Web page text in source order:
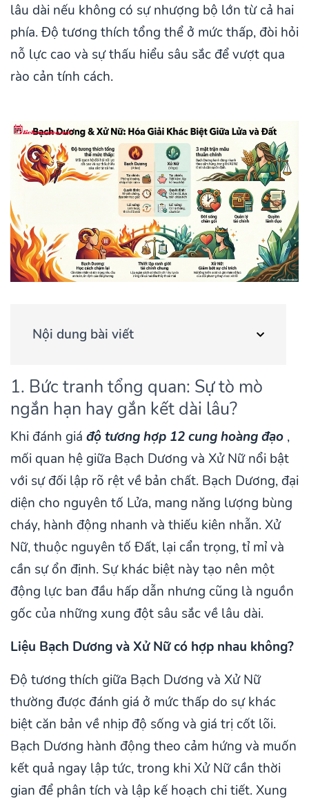
lâu dài nếu không có sự nhượng bộ lớn từ cả hai
phía. Độ tương thích tổng thể ở mức thấp, đòi hỏi
nỗ lực cao và sự thấu hiểu sâu sắc để vượt qua
rào cản tính cách.
Nội dung bài viết
1. Bức tranh tổng quan: Sự tò mò
ngắn hạn hay gắn kết dài lâu?
Khi đánh giá độ tương hợp 12 cung hoàng đạo ,
mối quan hệ giữa Bạch Dương và Xử Nữ nổi bật
với sự đối lập rõ rệt về bản chất. Bạch Dương, đại
diện cho nguyên tố Lửa, mang năng lượng bùng
cháy, hành động nhanh và thiếu kiên nhẫn. Xử
Nữ, thuộc nguyên tố Đất, lại cẩn trọng, tỉ mỉ và
cần sự ổn định. Sự khác biệt này tạo nên một
động lực ban đầu hấp dẫn nhưng cũng là nguồn
gốc của những xung đột sâu sắc về lâu dài.
Liệu Bạch Dương và Xử Nữ có hợp nhau không?
Độ tương thích giữa Bạch Dương và Xử Nữ
thường được đánh giá ở mức thấp do sự khác
biệt căn bản về nhịp độ sống và giá trị cốt lõi.
Bạch Dương hành động theo cảm hứng và muốn
kết quả ngay lập tức, trong khi Xử Nữ cần thời
gian để phân tích và lập kế hoạch chi tiết. Xung